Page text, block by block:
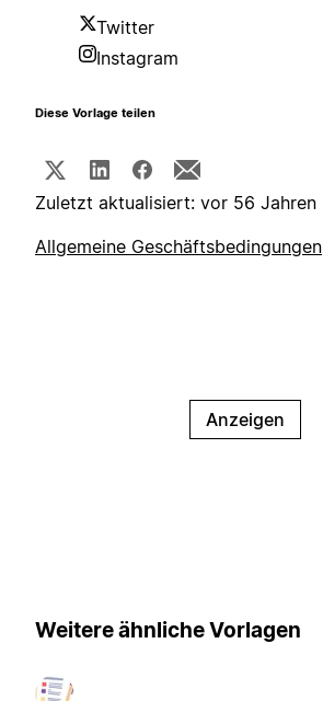
Twitter
Instagram
Diese Vorlage teilen
Zuletzt aktualisiert: vor 56 Jahren
Allgemeine Geschäftsbedingungen
Anzeigen
Weitere ähnliche Vorlagen